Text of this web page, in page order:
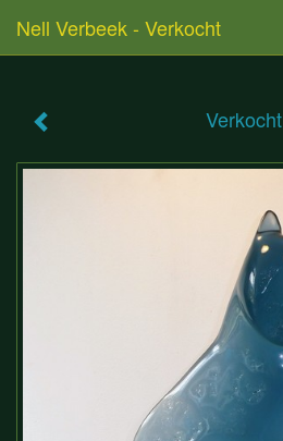
Nell Verbeek - Verkocht
Verkocht